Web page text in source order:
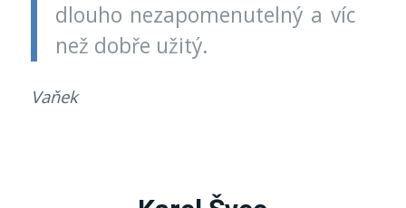
dlouho nezapomenutelný a víc
než dobře užitý.
Vaňek